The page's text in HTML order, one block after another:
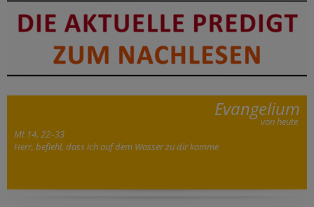
Evangelium
von heute
Mt 14, 22–33
Herr, befiehl, dass ich auf dem Wasser zu dir komme